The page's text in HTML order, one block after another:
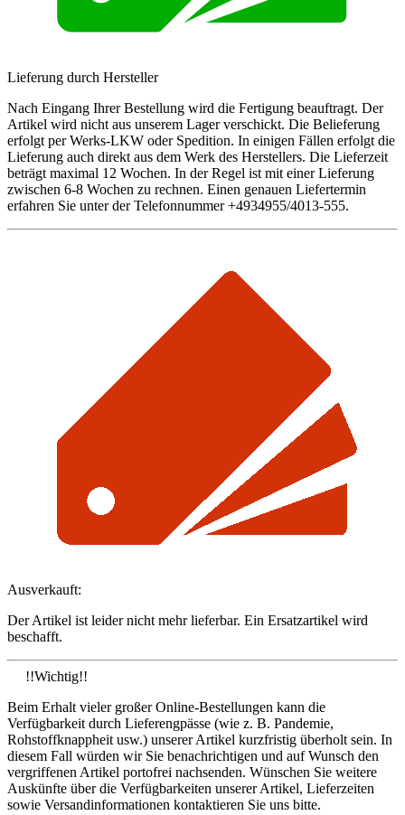
Lieferung durch Hersteller
Nach Eingang Ihrer Bestellung wird die Fertigung beauftragt. Der
Artikel wird nicht aus unserem Lager verschickt. Die Belieferung
erfolgt per Werks-LKW oder Spedition. In einigen Fällen erfolgt die
Lieferung auch direkt aus dem Werk des Herstellers. Die Lieferzeit
beträgt maximal 12 Wochen. In der Regel ist mit einer Lieferung
zwischen 6-8 Wochen zu rechnen. Einen genauen Liefertermin
erfahren Sie unter der Telefonnummer +4934955/4013-555.
Ausverkauft:
Der Artikel ist leider nicht mehr lieferbar. Ein Ersatzartikel wird
beschafft.
!!Wichtig!!
Beim Erhalt vieler großer Online-Bestellungen kann die
Verfügbarkeit durch Lieferengpässe (wie z. B. Pandemie,
Rohstoffknappheit usw.) unserer Artikel kurzfristig überholt sein. In
diesem Fall würden wir Sie benachrichtigen und auf Wunsch den
vergriffenen Artikel portofrei nachsenden. Wünschen Sie weitere
Auskünfte über die Verfügbarkeiten unserer Artikel, Lieferzeiten
sowie Versandinformationen kontaktieren Sie uns bitte.